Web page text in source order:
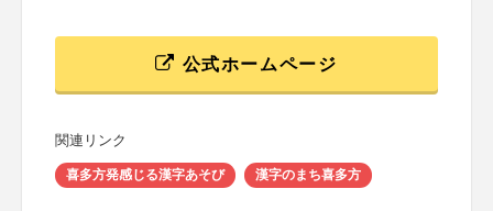
公式ホームページ
関連リンク
喜多方発感じる漢字あそび 漢字のまち喜多方